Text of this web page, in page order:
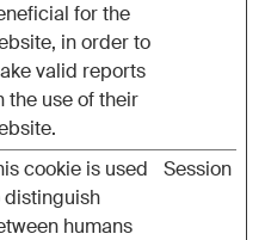
for the
in order to
valid reports
the use of their
cookie is used
distinguish
humans
Session